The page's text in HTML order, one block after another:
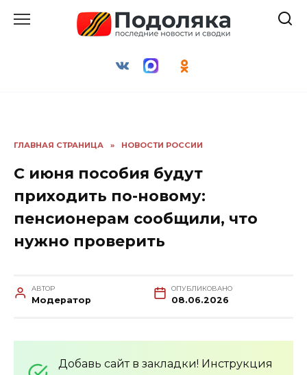
ГЛАВНАЯ СТРАНИЦА » НОВОСТИ РОССИИ
С июня пособия будут
приходить по-новому:
пенсионерам сообщили, что
нужно проверить
АВТОР
Модератор
ОПУБЛИКОВАНО
08.06.2026
Добавь сайт в закладки! Инструкция